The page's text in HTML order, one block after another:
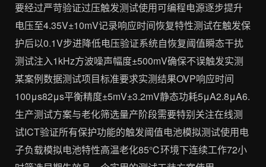
要经过严苛验证过压触发测试使用可编程电源逐步提升
电压至4.35V±10mV记录响应时间恢复特性测试在触发保
护后以0.1V步进降低电压验证系统自恢复阈值瞬态干扰
测试注入1kHz方波噪声幅度±500mV确保不误触发实测
某案例数据测试项目标准要求实测结果OVP响应时间
100μs82μs平衡精度±5mV±3.2mV静态功耗5μA2.8μA6.
生产测试方案与老化筛选量产阶段需要特别关注在线测
试ICT验证所有保护功能的触发阈值电池模拟测试使用电
子负载模拟电池特性高温老化85℃环境下连续工作72小